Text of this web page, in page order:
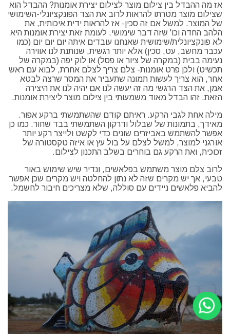
אז מה ההבדל בין צילום מוצר לצילום יצירת אומנות? ההבדל הוא
שצילום מוצר מטרתו להראות לרוב את הצד הפונקציונלי-השימושי
של המוצר. למשל אם זה סכין- אז להראות ידית איכותית, את
הלהב החדה וכו' שזה דבר שימושי. לעומת זאת יצירת אומנות היא
לא פונקציונלית/שימושית שאנחנו עובדים איתה יום יום יום (כמו
עכבר מחשב, עט, סכין) אלא יותר רגשית, שנותנת לנו אווירה
נעימה בבית (במקרה של ציור או פסל) או לוק יפה (במקרה של
תכשיט) ולכן פרט אומנות- צלם צריך לצלם אחרת, לבוא עם ראש
אחר, הוא צריך לעשות תמונה שתעביר את המסר שרצה לבטא
אמן, את הצד הרגשי מה זה יעשה לנו אם יהיה לנו את היצירה
הזאת. זהו הבדל מאוד משמעותי בין צילום מוצר ליצירת אומנות.
מילה אחת לגבי הרקע. ראיתם קודם שהשתמשתי ברקע אפור.
מאידך, בתמונות של שבלול ודרקון השתמשתי בבד שחור. כמו כן
אפשר להשתמש באביזרים שונים כדי לקשט ולייצר רקע יותר
אורגני למוצר, למשל לצלם על בול עץ או איזה טקסטורה של
זכוכית, ואת הרקע גם בוחרים בשלב התכנון לצילום.
לרוב צלם מוצר משתמש בפלאשים, ונדיר שיש שימוש באור
טבעי, אך יש מקרים שזה לא נתון להחלטה ויש מקרים שכן אפשר
להביא פלאשים ניידים עם סוללה, שלא מצריכים חיבור לחשמל.